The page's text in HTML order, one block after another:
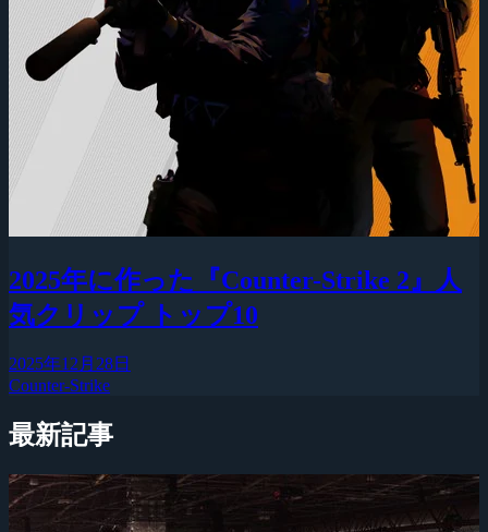
2025年に作った『Counter-Strike 2』人
気クリップ トップ10
2025年12月28日
Counter-Strike
最新記事